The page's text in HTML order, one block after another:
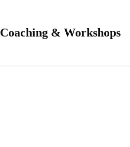
Coaching & Workshops